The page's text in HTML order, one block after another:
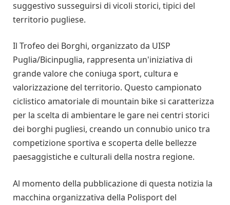
suggestivo susseguirsi di vicoli storici, tipici del
territorio pugliese.
Il Trofeo dei Borghi, organizzato da UISP
Puglia/Bicinpuglia, rappresenta un'iniziativa di
grande valore che coniuga sport, cultura e
valorizzazione del territorio. Questo campionato
ciclistico amatoriale di mountain bike si caratterizza
per la scelta di ambientare le gare nei centri storici
dei borghi pugliesi, creando un connubio unico tra
competizione sportiva e scoperta delle bellezze
paesaggistiche e culturali della nostra regione.
Al momento della pubblicazione di questa notizia la
macchina organizzativa della Polisport del